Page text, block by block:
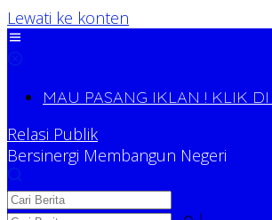
Lewati ke konten
MAU PASANG IKLAN ! KLIK DI
Relasi Publik
Bersinergi Membangun Negeri